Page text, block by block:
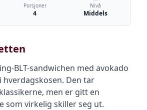
Porsjoner
4
Nivå
Middels
BLT-sandwichen med avokado
Den tar
men er gitt en
som virkelig skiller seg ut.